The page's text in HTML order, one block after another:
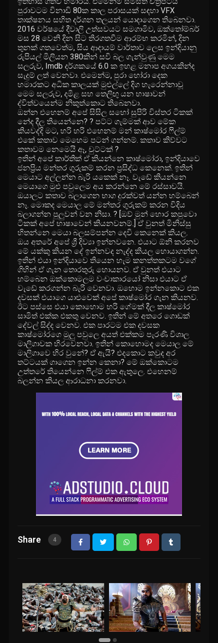
පුරාවටම විනාඩි 80ක කාල පරාසයක් සඳහා VFX
තාක්ෂනය සහිත දර්ශන තලයන් යොදාගෙන තිබෙනවා.
2016 වර්ෂයේ දීවාලි උත්සවයට සමගාමිව, ඔක්තෝම්බර්
මස 28 වෙනි දින සිට තිරගතවීම ආරම්භ කරමින්, දින
තුනක් ගතවෙත්ම, සිය ආදායම් වාර්තාව ලෙස ඉන්දියානු
රුපියල් මිලියන 380කින් සවි බල ගැන්වුණු මෙම
සලරුව, Imdb දර්ශකයේ 6.0 ක ඉහළ මනාප අගයකින්ද
සැදුම් ලත් වෙනවා. එමෙන්ම, පුරා හෝරා දෙක
හමාරකට අධික කාලයක් මුළුල්ලේ දිග හැරෙන්නාවූ
මෙම සලරුව, දමිළ සහ තෙලිඟු යන භාෂාවන්
ද්විත්වයෙන්ම නිකුත්කොට තිබෙනවා.
ඔන්න එහෙනම් අපේ සිසිල සහෝ සුපිරි විස්තර ටිකක්
නේද දීල තියෙන්නෙ? ? පට්ට ගැම්මක් ආව මේක
කියවද්දි මට, හරි හරි එහෙනම් මන් කාෂ්මෝර ෆිල්ම්
එකේ කතාව මෙහෙම පටන් ගන්නම්. කතාව කිව්වට
කතාවම නෙමෙයි ඈ, චුට්ටක් ?
ඉතින් අපේ කාර්තික් ඒ කියන්නෙ කාෂ්මෝරා, ඉන්දියාවෙ
ජනප්‍රිය මන්තර ගුරුකම් කරන ප්‍රසිද්ධ කෙනෙක්. ඉතින්
මෙයාට අල්ලන්න බැරි යකෙක් නෑ. වැඩේ කියන්නෙ
මෙයාගෙ මුළු පවුලෙම අය කරන්නෙ මේ රස්සාවයි.
ඔයාලට කතාව බලාගෙන භාග දුරක්වත් යන්න හම්බෙන්
නෑ. මොකද මෙයාල මේ මන්තර ගුරුකම් කරන විදිය
බලාගන්න පුලුවන් වන නිසා. ? [ඔව් මුන් හොර කපුවො
ටිකක් අපේ භාෂාවෙන් කියනවනම්.] ඒ වුනත් මිනිස්සු
හිතන්නෙ මෙයා බලසම්පන්න දෙවි කෙනෙක් කියල.
ඔය අතරේ අපේ ශ්‍රී දිව්‍යා ඉන්නවනෙ. එයාට ඕනි කරනව
මේ යක්කු කියන දේ ඉන්නවද නැද්ද කියල හොයාගන්න.
ඉතින් එයා ඉන්දියාවෙ තියෙන හැම කනත්තකටම වගේ
ගිහින් ඒ ගැන තොරතුරු හොයනව. ඒ වුනත් එයාට
හම්බෙන ඔක්කොමලම වංචාකාරයෝ නිසා එයාට ඒ
වැඩේ කරගන්න බැරි වෙනවා. ඔහොම ඉන්නකොට එක
දවසක් එයාගෙ යාළුවෙක් අපේ කාෂ්මෝර ගැන කියනව.
ඊට පස්සෙ එයා කොහොම හරි ගේමක් දීල කාෂ්මෝර
සාමිත් එක්ක එකතු වෙනව. ඉතින් මේ අතරෙ ගොඩක්
දේවල් සිද්ද වෙනව. එක පාරටම එක දවසක
කාෂ්මෝරගෙ මුලු පවුලෙ අයත් එක්කම පැරණි විශාල
මාලිගාවක හිරවෙනවා. ඉතින් කොහොමද මෙයාල මේ
මාලිගාවෙ හිර වුනේ? ඒ ඇයි? එදකොට කවුද අර
තට්ටයක් ගාගෙන ඉන්න කෙනා? මේ ඔක්කොටම
උත්තරේ තියෙන්නෙ ෆිල්ම් එක ඇතුලෙ. එහෙනම්
බලන්න කියල ආරාධනා කරනවා.
Share 4